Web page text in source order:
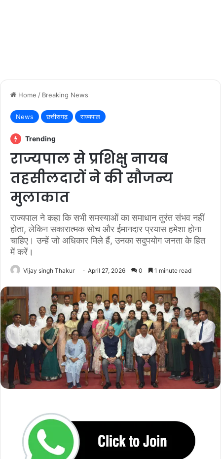
Home / Breaking News
News छत्तीसगढ़ राज्यपाल
Trending
राज्यपाल से प्रशिक्षु नायब
तहसीलदारों ने की सौजन्य
मुलाकात
राज्यपाल ने कहा कि सभी समस्याओं का समाधान तुरंत संभव नहीं
होता, लेकिन सकारात्मक सोच और ईमानदार प्रयास हमेशा होना
चाहिए। उन्हें जो अधिकार मिले हैं, उनका सदुपयोग जनता के हित
में करें।
Vijay singh Thakur April 27, 2026 0 1 minute read